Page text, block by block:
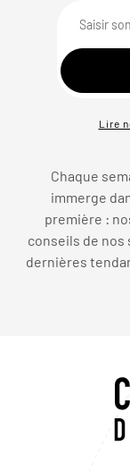
Lire
Chaque
immerge
première :
conseils de
dernières